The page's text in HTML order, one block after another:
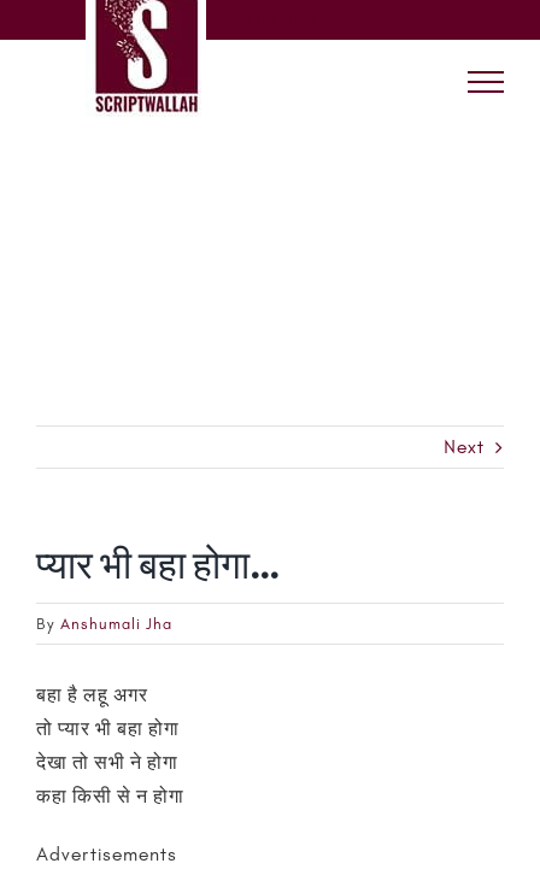
Next
प्यार भी बहा होगा…
By Anshumali Jha
बहा है लहू अगर
तो प्यार भी बहा होगा
देखा तो सभी ने होगा
कहा किसी से न होगा
Advertisements